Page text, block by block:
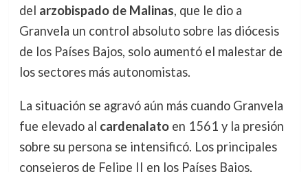
del arzobispado de Malinas, que le dio a
Granvela un control absoluto sobre las diócesis
de los Países Bajos, solo aumentó el malestar de
los sectores más autonomistas.
La situación se agravó aún más cuando Granvela
fue elevado al cardenalatoen 1561 y la presión
sobre su persona se intensificó. Los principales
consejeros de Felipe II en los Países Bajos,